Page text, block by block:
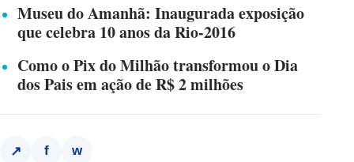
Museu do Amanhã: Inaugurada exposição
que celebra 10 anos da Rio-2016
Como o Pix do Milhão transformou o Dia
dos Pais em ação de R$ 2 milhões
↗ f w